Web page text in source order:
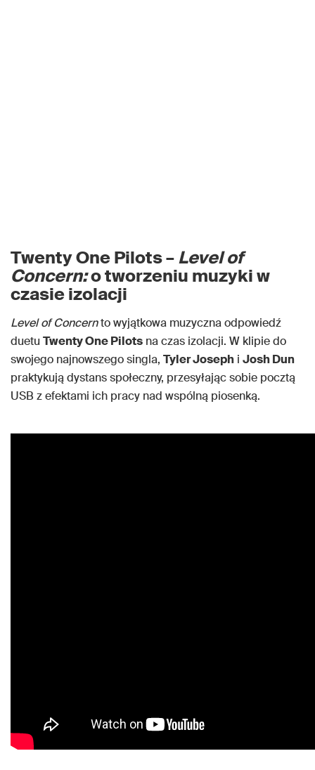
Twenty One Pilots –Level of
Concern:o tworzeniu muzyki w
czasie izolacji
Level of Concernto wyjątkowa muzyczna odpowiedź
duetu Twenty One Pilots na czas izolacji. W klipie do
swojego najnowszego singla, Tyler Joseph i Josh Dun
praktykują dystans społeczny, przesyłając sobie pocztą
USB z efektami ich pracy nad wspólną piosenką.